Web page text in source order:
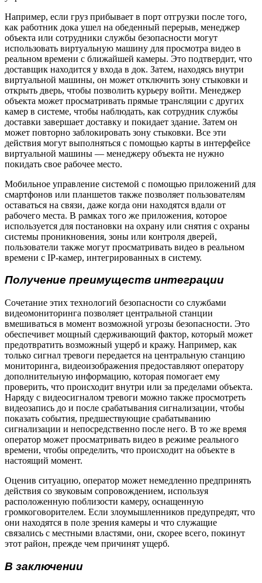
Например, если груз прибывает в порт отгрузки после того,
как работник дока ушел на обеденный перерыв, менеджер
объекта или сотрудники службы безопасности могут
использовать виртуальную машину для просмотра видео в
реальном времени с ближайшей камеры. Это подтвердит, что
доставщик находится у входа в док. Затем, находясь внутри
виртуальной машины, он может отключить зону стыковки и
открыть дверь, чтобы позволить курьеру войти. Менеджер
объекта может просматривать прямые трансляции с других
камер в системе, чтобы наблюдать, как сотрудник службы
доставки завершает доставку и покидает здание. Затем он
может повторно заблокировать зону стыковки. Все эти
действия могут выполняться с помощью карты в интерфейсе
виртуальной машины — менеджеру объекта не нужно
покидать свое рабочее место.
Мобильное управление системой с помощью приложений для
смартфонов или планшетов также позволяет пользователям
оставаться на связи, даже когда они находятся вдали от
рабочего места. В рамках того же приложения, которое
используется для постановки на охрану или снятия с охраны
системы проникновения, зоны или контроля дверей,
пользователи также могут просматривать видео в реальном
времени с IP-камер, интегрированных в систему.
Получение преимуществ интеграции
Сочетание этих технологий безопасности со службами
видеомониторинга позволяет центральной станции
вмешиваться в момент возможной угрозы безопасности. Это
обеспечивет мощный сдерживающий фактор, который может
предотвратить возможный ущерб и кражу. Например, как
только сигнал тревоги передается на центральную станцию
мониторинга, видеоизображения предоставляют оператору
дополнительную информацию, которая помогает ему
проверить, что происходит внутри или за пределами объекта.
Наряду с видеосигналом тревоги можно также просмотреть
видеозапись до и после срабатывания сигнализации, чтобы
показать события, предшествующие срабатыванию
сигнализации и непосредственно после него. В то же время
оператор может просматривать видео в режиме реального
времени, чтобы определить, что происходит на объекте в
настоящий момент.
Оценив ситуацию, оператор может немедленно предпринять
действия со звуковым сопровождением, используя
расположенную поблизости камеру, оснащенную
громкоговорителем. Если злоумышленников предупредят, что
они находятся в поле зрения камеры и что служащие
связались с местными властями, они, скорее всего, покинут
этот район, прежде чем причинят ущерб.
В заключении